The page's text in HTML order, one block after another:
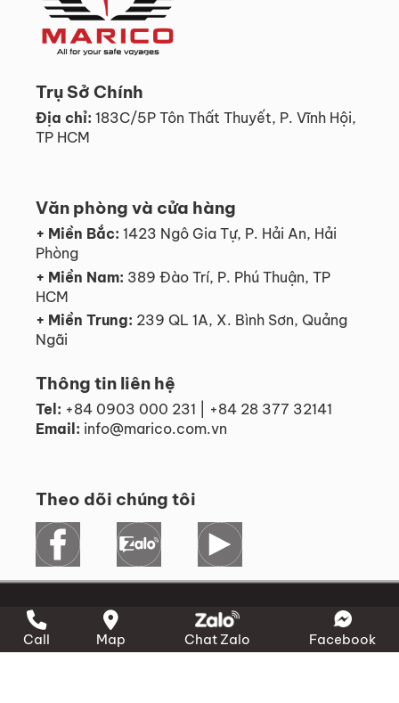
Trụ Sở Chính
Địa chỉ: 183C/5P Tôn Thất Thuyết, P. Vĩnh Hội,
TP HCM
Văn phòng và cửa hàng
+ Miền Bắc: 1423 Ngô Gia Tự, P. Hải An, Hải
Phòng
+ Miền Nam: 389 Đào Trí, P. Phú Thuận, TP
HCM
+ Miền Trung: 239 QL 1A, X. Bình Sơn, Quảng
Ngãi
Thông tin liên hệ
Tel: +84 0903 000 231 | +84 28 377 32141
Email: info@marico.com.vn
Theo dõi chúng tôi
Call Map Chat Zalo Facebook